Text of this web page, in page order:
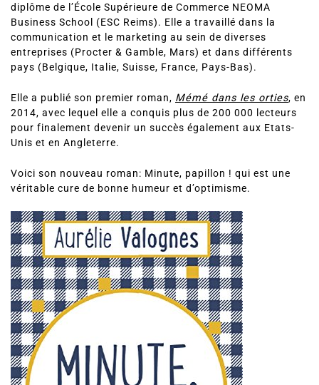
diplôme de l’École Supérieure de Commerce NEOMA
Business School (ESC Reims). Elle a travaillé dans la
communication et le marketing au sein de diverses
entreprises (Procter & Gamble, Mars) et dans différents
pays (Belgique, Italie, Suisse, France, Pays-Bas).
Elle a publié son premier roman, Mémé dans les orties, en
2014, avec lequel elle a conquis plus de 200 000 lecteurs
pour finalement devenir un succès également aux Etats-
Unis et en Angleterre.
Voici son nouveau roman: Minute, papillon ! qui est une
véritable cure de bonne humeur et d’optimisme.